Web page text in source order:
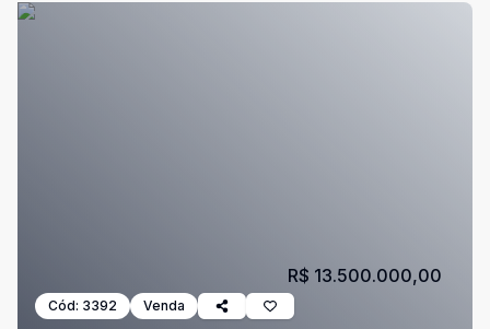
Cód: 3392 Venda
R$ 13.500.000,00